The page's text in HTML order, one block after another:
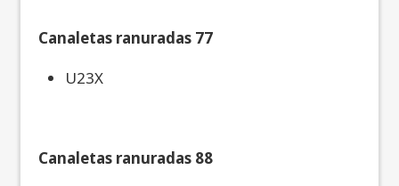
Canaletas ranuradas 77
U23X
Canaletas ranuradas 88